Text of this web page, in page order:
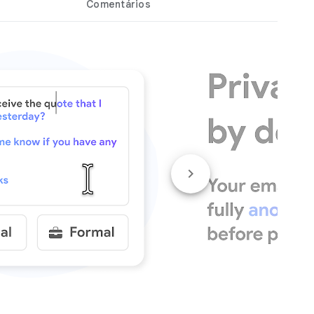
Comentários